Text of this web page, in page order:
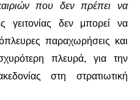
ΒΌΡΕΙΑ ΑΦΡΙΚΉ
ΑΜΕΡΙΚΉ
που δεν πρέπει να
γειτονίας δεν μπορεί να
παραχωρήσεις και
πλευρά, για την
στη στρατιωτική